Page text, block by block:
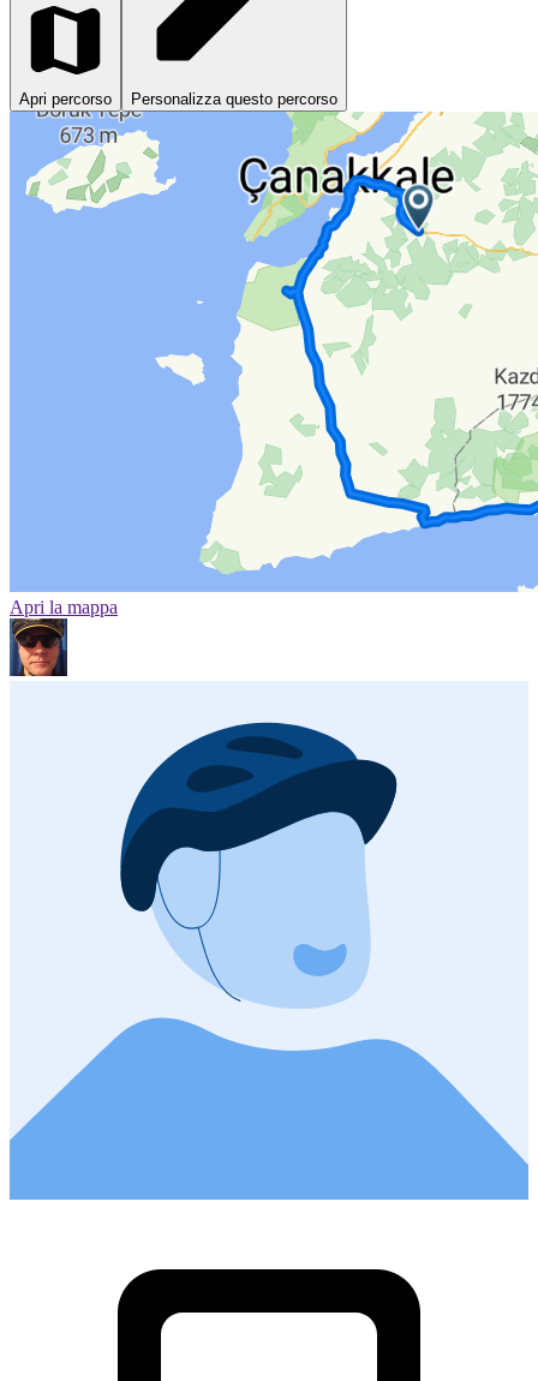
Apri percorso Personalizza questo percorso
Apri la mappa